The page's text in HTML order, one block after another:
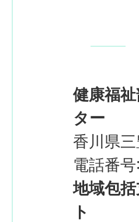
健康福
ター
香川県
電話番
地域包
ト